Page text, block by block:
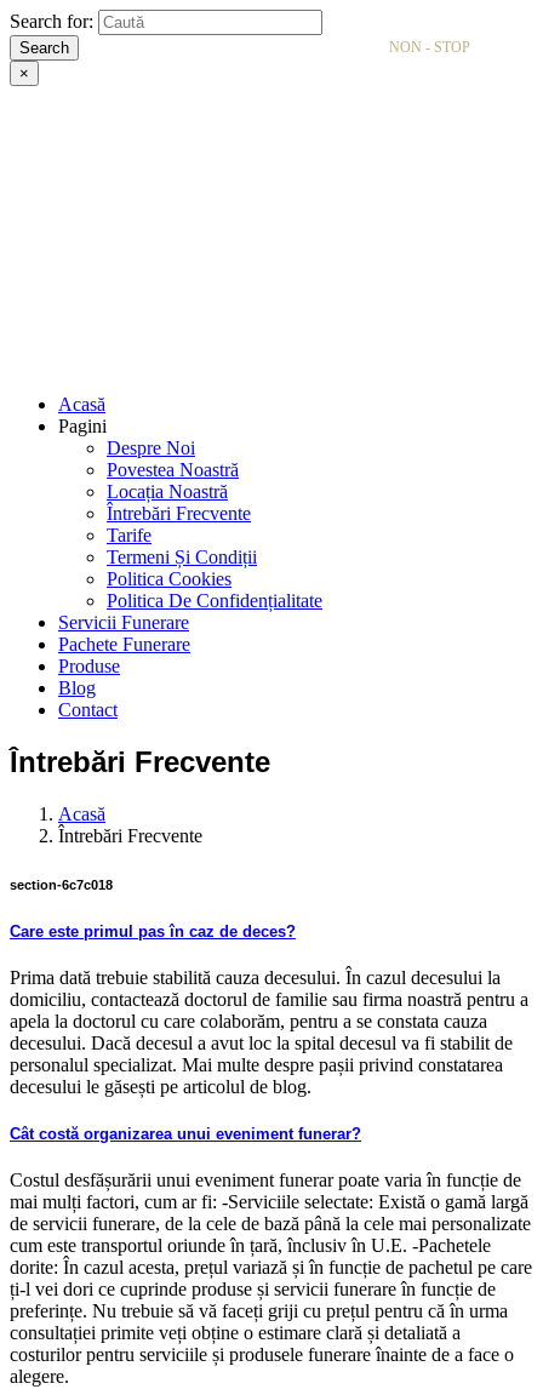
Search for:
Search
×
Acasă
Pagini
Despre Noi
Povestea Noastră
Locația Noastră
Întrebări Frecvente
Tarife
Termeni Și Condiții
Politica Cookies
Politica De Confidențialitate
Servicii Funerare
Pachete Funerare
Produse
Blog
Contact
NON - STOP
Întrebări Frecvente
Acasă
Întrebări Frecvente
section-6c7c018
Care este primul pas în caz de deces?
Prima dată trebuie stabilită cauza decesului. În cazul decesului la
domiciliu, contactează doctorul de familie sau firma noastră pentru a
apela la doctorul cu care colaborăm, pentru a se constata cauza
decesului. Dacă decesul a avut loc la spital decesul va fi stabilit de
personalul specializat. Mai multe despre pașii privind constatarea
decesului le găsești pe articolul de blog.
Cât costă organizarea unui eveniment funerar?
Costul desfășurării unui eveniment funerar poate varia în funcție de
mai mulți factori, cum ar fi: -Serviciile selectate: Există o gamă largă
de servicii funerare, de la cele de bază până la cele mai personalizate
cum este transportul oriunde în țară, înclusiv în U.E. -Pachetele
dorite: În cazul acesta, prețul variază și în funcție de pachetul pe care
ți-l vei dori ce cuprinde produse și servicii funerare în funcție de
preferințe. Nu trebuie să vă faceți griji cu prețul pentru că în urma
consultației primite veți obține o estimare clară și detaliată a
costurilor pentru serviciile și produsele funerare înainte de a face o
alegere.